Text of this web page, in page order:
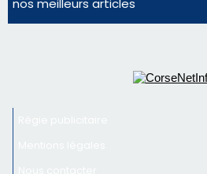
nos meilleurs articles